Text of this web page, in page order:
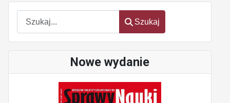
Szukaj
Szukaj
Nowe wydanie